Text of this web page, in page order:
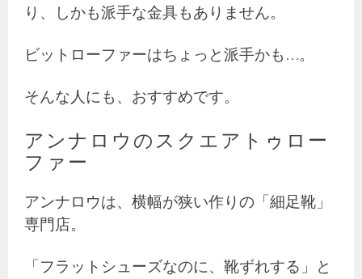
り、しかも派手な金具もありません。
ビットローファーはちょっと派手かも…。
そんな人にも、おすすめです。
アンナロウのスクエアトゥロー
ファー
アンナロウは、横幅が狭い作りの「細足靴」
専門店。
「フラットシューズなのに、靴ずれする」と